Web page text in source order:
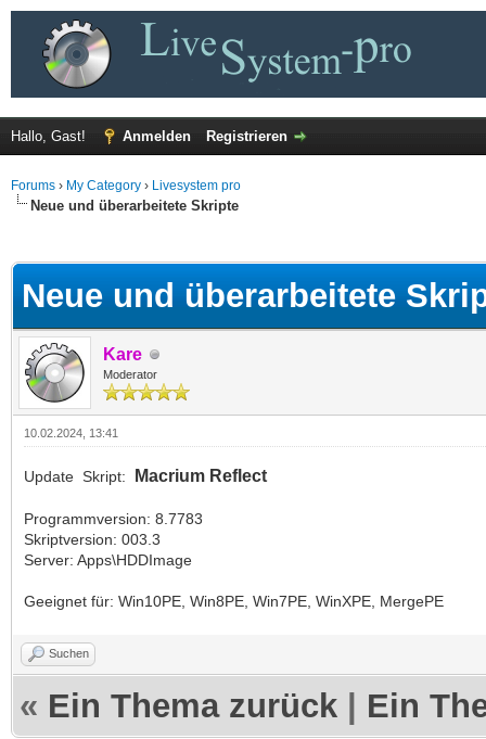
Hallo, Gast! Anmelden Registrieren
Forums › My Category › Livesystem pro
Neue und überarbeitete Skripte
Neue und überarbeitete
Kare
Moderator
10.02.2024, 13:41
Update Skript: Macrium Reflect
Programmversion: 8.7783
Skriptversion: 003.3
Server: Apps\HDDImage
Geeignet für: Win10PE, Win8PE, Win7PE, WinXPE, MergePE
Suchen
« Ein Thema zurück Ein